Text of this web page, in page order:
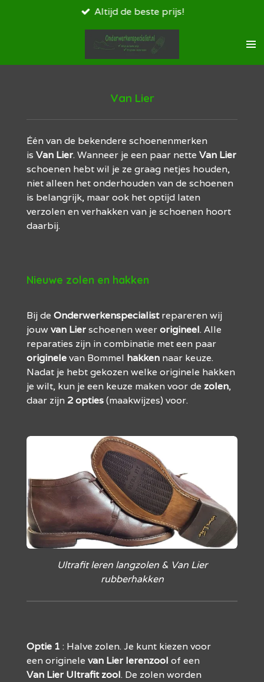
Altijd de beste prijs!
Van Lier
Één van de bekendere schoenenmerken
is Van Lier. Wanneer je een paar nette Van Lier
schoenen hebt wil je ze graag netjes houden,
niet alleen het onderhouden van de schoenen
is belangrijk, maar ook het optijd laten
verzolen en verhakken van je schoenen hoort
daarbij.
Nieuwe zolen en hakken
Bij de Onderwerkenspecialistrepareren wij
jouwvan Lierschoenen weerorigineel. Alle
reparaties zijn in combinatie met een paar
originelevan Bommel hakkennaar keuze.
Nadat je hebt gekozen welke originele hakken
je wilt, kun je een keuze maken voor de zolen,
daar zijn 2 opties(maakwijzes) voor.
Ultrafit leren langzolen & Van Lier
rubberhakken
Optie 1 : Halve zolen. Je kunt kiezen voor
een originele van Lier lerenzool of een
Van Lier Ultrafit zool. De zolen worden